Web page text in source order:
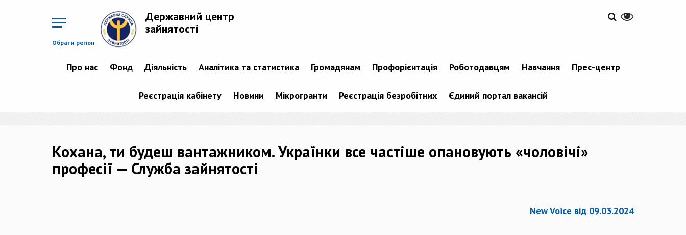
Обрати регіон
Державний центр
зайнятості
Про нас Фонд Діяльність Аналітика та статистика Громадянам Профорієнтація Роботодавцям Навчання Прес-центр
Реєстрація кабінету Новини Мікрогранти Реєстрація безробітних Єдиний портал вакансій
Кохана, ти будеш вантажником. Українки все частіше опановують «чоловічі»
професії — Служба зайнятості
New Voice від 09.03.2024